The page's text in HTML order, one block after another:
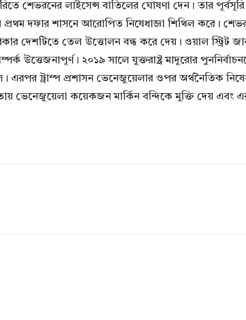
শেভরনের লাইসেন্স বাতিলের ঘোষণা দেন। তার
প্রথম দফার শাসনে আরোপিত নিষেধাজ্ঞা শিথিল করে।
দেশটিতে তেল উত্তোলন বন্ধ করে দেয়। ওয়াল
উত্তেজনাপূর্ণ। ২০১৯ সালে যুক্তরাষ্ট্র মাদুরোর
এরপর ট্রাম্প প্রশাসন ভেনেজুয়েলার ওপর অর্থনৈতিক
ভেনেজুয়েলা কয়েকজন মার্কিন বন্দিকে মুক্তি দেয়